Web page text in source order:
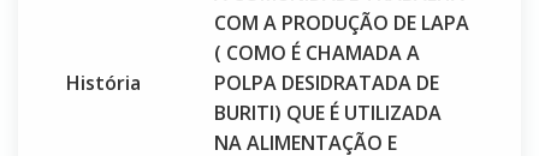
História
COM A PRODUÇÃO DE LAPA
( COMO É CHAMADA A
POLPA DESIDRATADA DE
BURITI) QUE É UTILIZADA
NA ALIMENTAÇÃO E